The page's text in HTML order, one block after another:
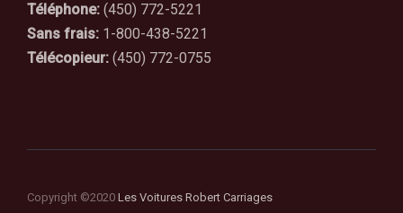
Téléphone: (450) 772-5221
Sans frais: 1-800-438-5221
Télécopieur: (450) 772-0755
Copyright ©2020 Les Voitures Robert Carriages